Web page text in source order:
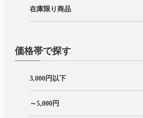
在庫限り商品
価格帯で探す
3,000円以下
～5,000円